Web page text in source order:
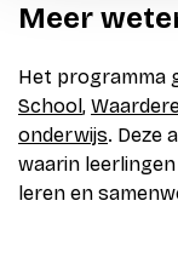
Meer
Het programma
School,
onderwijs. Deze
waarin
leren en